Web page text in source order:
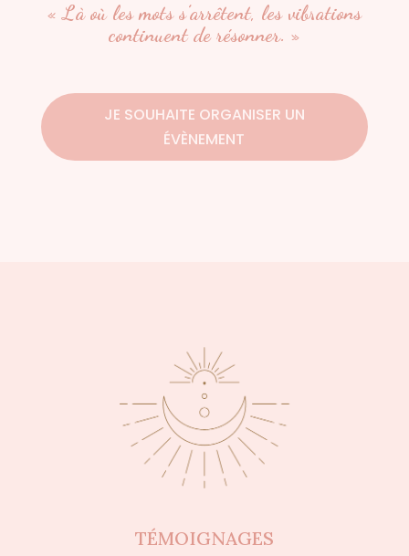
« Là où les mots s’arrêtent, les vibrations
continuent de résonner. »
JE SOUHAITE ORGANISER UN
ÉVÈNEMENT
TÉMOIGNAGES